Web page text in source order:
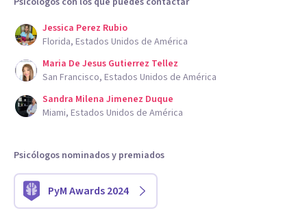
Jessica Perez Rubio
Florida, Estados Unidos de América
Maria De Jesus Gutierrez Tellez
San Francisco, Estados Unidos de América
Sandra Milena Jimenez Duque
Miami, Estados Unidos de América
Psicólogos nominados y premiados
PyM Awards 2024